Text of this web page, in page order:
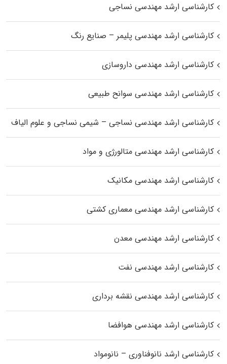
کارشناسی ارشد مهندسی نساجی
کارشناسی ارشد مهندسی پلیمر – صنایع رنگ
کارشناسی ارشد مهندسی داروسازی
کارشناسی ارشد مهندسی سوانح طبیعی
کارشناسی ارشد مهندسی نساجی – شیمی نساجی و علوم الیاف
کارشناسی ارشد مهندسی متالورژی و مواد
کارشناسی ارشد مهندسی مکانیک
کارشناسی ارشد مهندسی معماری کشتی
کارشناسی ارشد مهندسی معدن
کارشناسی ارشد مهندسی نفت
کارشناسی ارشد مهندسی نقشه برداری
کارشناسی ارشد مهندسی هوافضا
کارشناسی ارشد نانوفناوری – نانومواد